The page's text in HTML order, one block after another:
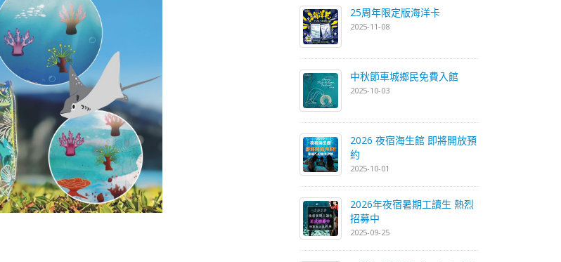
25周年限定版海洋卡
2025-11-08
中秋節車城鄉民免費入館
2025-10-03
2026 夜宿海生館 即將開放預
約
2025-10-01
2026年夜宿暑期工讀生 熱烈
招募中
2025-09-25